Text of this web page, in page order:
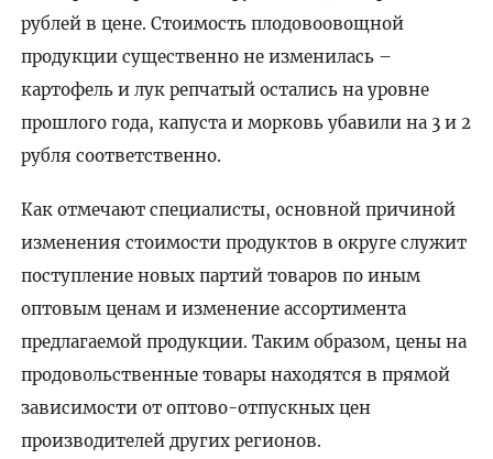
рублей в цене. Стоимость плодовоовощной
продукции существенно не изменилась –
картофель и лук репчатый остались на уровне
прошлого года, капуста и морковь убавили на 3 и 2
рубля соответственно.
Как отмечают специалисты, основной причиной
изменения стоимости продуктов в округе служит
поступление новых партий товаров по иным
оптовым ценам и изменение ассортимента
предлагаемой продукции. Таким образом, цены на
продовольственные товары находятся в прямой
зависимости от оптово-отпускных цен
производителей других регионов.